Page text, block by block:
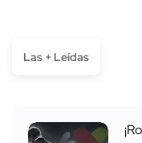
Las + Leídas